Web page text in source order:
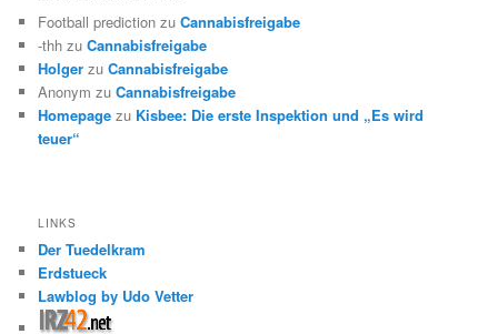
Football prediction zuCannabisfreigabe
-thh zuCannabisfreigabe
Holger zuCannabisfreigabe
Anonym zuCannabisfreigabe
Homepage zu Kisbee: Die erste Inspektion und „Es wird
teuer“
LINKS
Der Tuedelkram
Erdstueck
Lawblog by Udo Vetter